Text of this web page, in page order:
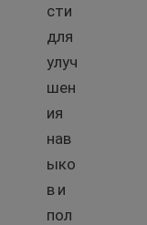
сти
для
улуч
шен
ия
нав
ыко
в и
пол